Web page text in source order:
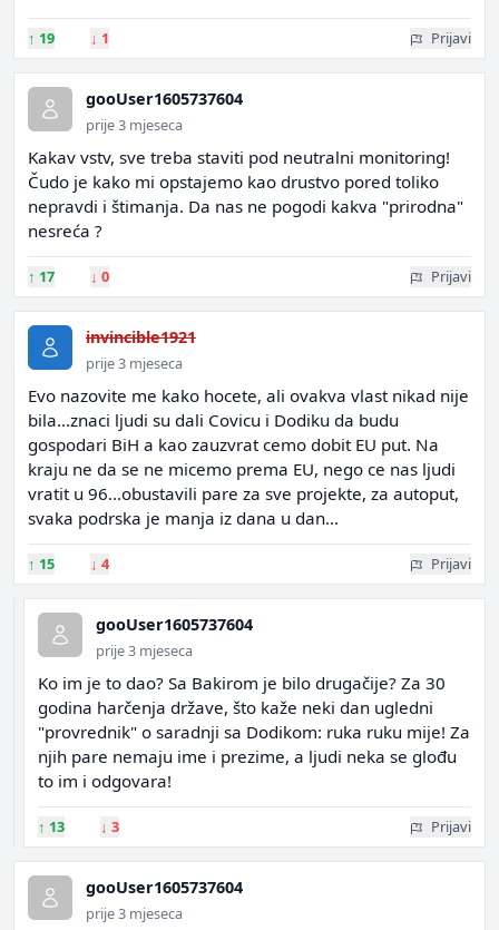
↑ 19 ↓ 1 Prijavi
gooUser1605737604
prije 3 mjeseca
Kakav vstv, sve treba staviti pod neutralni monitoring!
Čudo je kako mi opstajemo kao drustvo pored toliko
nepravdi i štimanja. Da nas ne pogodi kakva "prirodna"
nesreća ?
↑ 17 ↓ 0 Prijavi
invincible1921
prije 3 mjeseca
Evo nazovite me kako hocete, ali ovakva vlast nikad nije
bila...znaci ljudi su dali Covicu i Dodiku da budu
gospodari BiH a kao zauzvrat cemo dobit EU put. Na
kraju ne da se ne micemo prema EU, nego ce nas ljudi
vratit u 96...obustavili pare za sve projekte, za autoput,
svaka podrska je manja iz dana u dan...
↑ 15 ↓ 4 Prijavi
gooUser1605737604
prije 3 mjeseca
Ko im je to dao? Sa Bakirom je bilo drugačije? Za 30
godina harčenja države, što kaže neki dan ugledni
"provrednik" o saradnji sa Dodikom: ruka ruku mije! Za
njih pare nemaju ime i prezime, a ljudi neka se glođu
to im i odgovara!
↑ 13 ↓ 3 Prijavi
gooUser1605737604
prije 3 mjeseca